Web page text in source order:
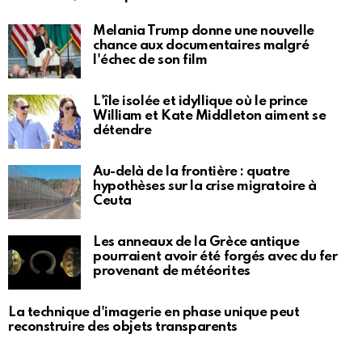
Melania Trump donne une nouvelle
chance aux documentaires malgré
l'échec de son film
L'île isolée et idyllique où le prince
William et Kate Middleton aiment se
détendre
Au-delà de la frontière : quatre
hypothèses sur la crise migratoire à
Ceuta
Les anneaux de la Grèce antique
pourraient avoir été forgés avec du fer
provenant de météorites
La technique d'imagerie en phase unique peut
reconstruire des objets transparents